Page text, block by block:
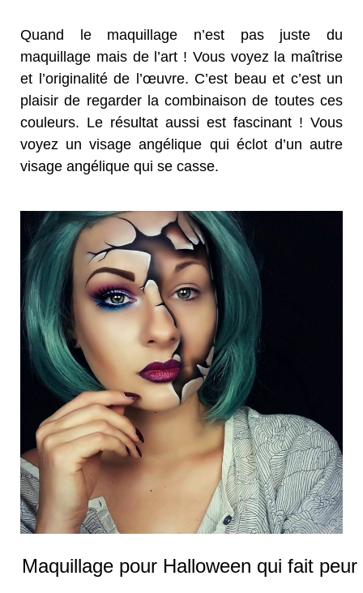
Quand le maquillage n’est pas juste du
maquillage mais de l’art ! Vous voyez la maîtrise
et l’originalité de l’œuvre. C’est beau et c’est un
plaisir de regarder la combinaison de toutes ces
couleurs. Le résultat aussi est fascinant ! Vous
voyez un visage angélique qui éclot d’un autre
visage angélique qui se casse.
Maquillage pour Halloween qui fait peur